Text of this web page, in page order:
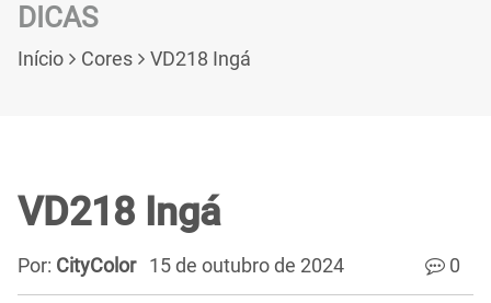
DICAS
Início Cores VD218 Ingá
VD218 Ingá
Por: CityColor 15 de outubro de 2024 0